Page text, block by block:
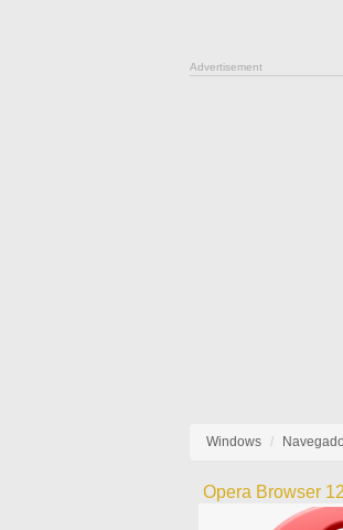
Advertisement
Windows
Opera Browser